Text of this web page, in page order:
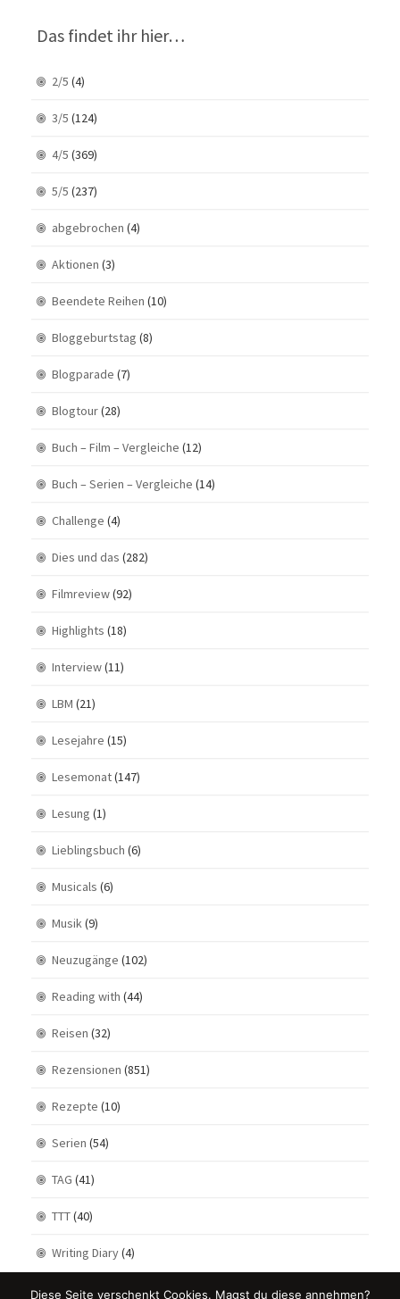
Das findet ihr hier…
2/5 (4)
3/5 (124)
4/5 (369)
5/5 (237)
abgebrochen (4)
Aktionen (3)
Beendete Reihen (10)
Bloggeburtstag (8)
Blogparade (7)
Blogtour(28)
Buch – Film – Vergleiche (12)
Buch – Serien – Vergleiche (14)
Challenge (4)
Dies und das (282)
Filmreview(92)
Highlights (18)
Interview(11)
LBM (21)
Lesejahre (15)
Lesemonat(147)
Lesung (1)
Lieblingsbuch (6)
Musicals (6)
Musik (9)
Neuzugänge (102)
Reading with (44)
Reisen (32)
Rezensionen (851)
Rezepte (10)
Serien (54)
TAG (41)
TTT(40)
Writing Diary(4)
Diese Seite verschenkt Cookies. Magst du diese annehmen?